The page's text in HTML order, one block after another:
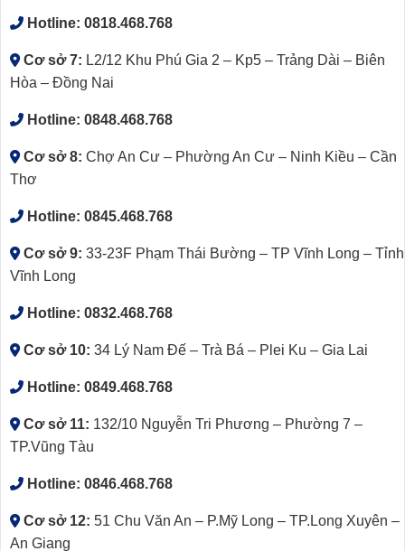
Hotline: 0818.468.768
Cơ sở 7: L2/12 Khu Phú Gia 2 – Kp5 – Trảng Dài – Biên
Hòa – Đồng Nai
Hotline: 0848.468.768
Cơ sở 8: Chợ An Cư – Phường An Cư – Ninh Kiều – Cần
Thơ
Hotline: 0845.468.768
Cơ sở 9: 33-23F Phạm Thái Bường – TP Vĩnh Long – Tỉnh
Vĩnh Long
Hotline: 0832.468.768
Cơ sở 10: 34 Lý Nam Đế – Trà Bá – Plei Ku – Gia Lai
Hotline: 0849.468.768
Cơ sở 11: 132/10 Nguyễn Tri Phương – Phường 7 –
TP.Vũng Tàu
Hotline: 0846.468.768
Cơ sở 12: 51 Chu Văn An – P.Mỹ Long – TP.Long Xuyên –
An Giang